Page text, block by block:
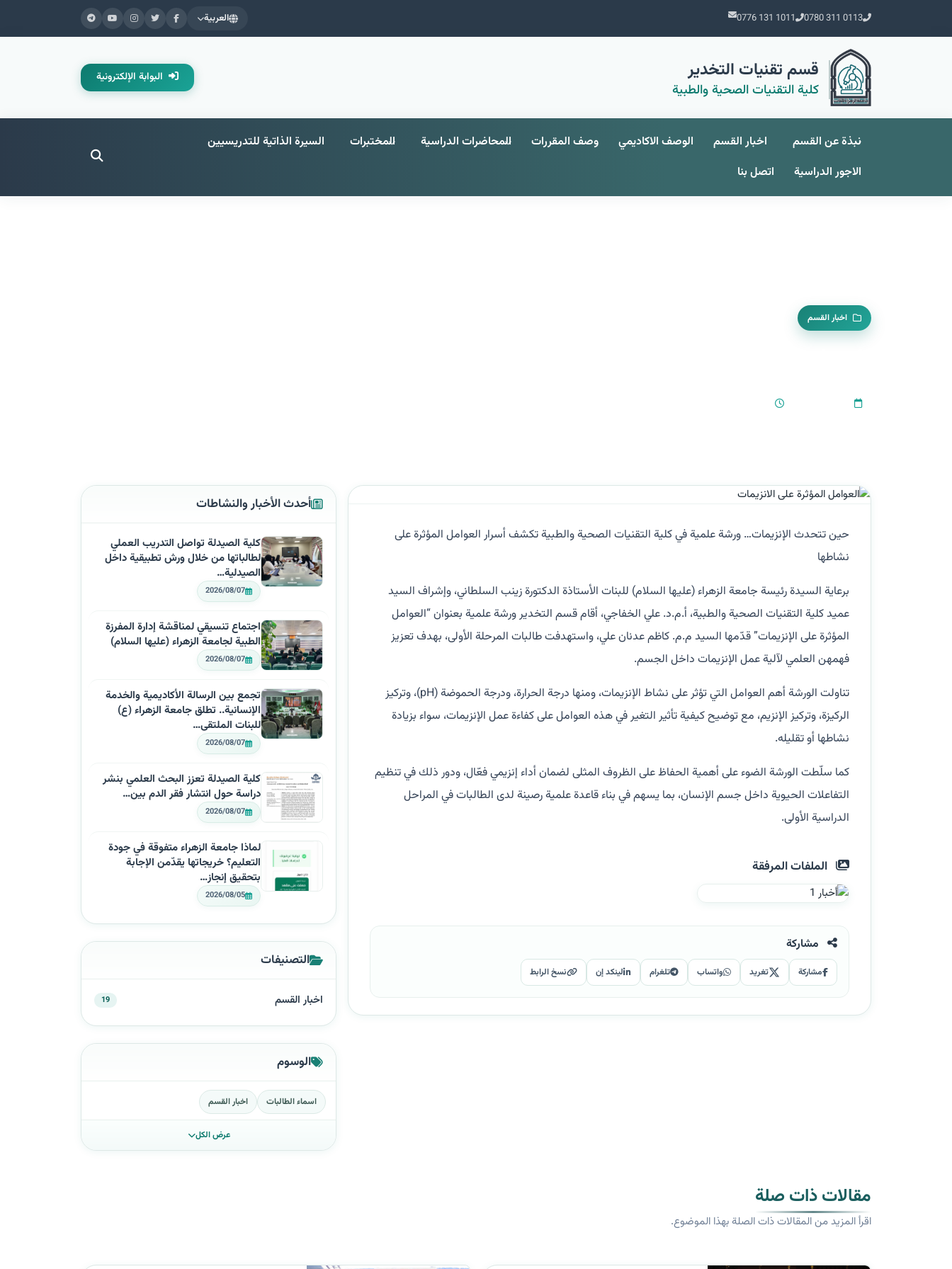
0780 311 0113
0776 131 1011 العربية
قسم تقنيات التخدير
كلية التقنيات الصحية والطبية
البوابة الإلكترونية
نبذة عن القسم اخبار القسم الوصف الاكاديمي وصف المقررات المحاضرات الدراسية المختبرات
السيرة الذاتية للتدريسيين
الاجور الدراسية
اتصل بنا
اخبار القسم
حين تتحدث الإنزيمات… ورشة علمية في كلية التقنيات الصحية والطبية تكشف أسرار العوامل المؤثرة على
نشاطها
برعاية السيدة رئيسة جامعة الزهراء (عليها السلام) للبنات الأستاذة الدكتورة زينب السلطاني، وإشراف السيد
عميد كلية التقنيات الصحية والطبية، أ.م.د. علي الخفاجي، أقام قسم التخدير ورشة علمية بعنوان “العوامل
المؤثرة على الإنزيمات” قدّمها السيد م.م. كاظم عدنان علي، واستهدفت طالبات المرحلة الأولى، بهدف تعزيز
فهمهن العلمي لآلية عمل الإنزيمات داخل الجسم.
تناولت الورشة أهم العوامل التي تؤثر على نشاط الإنزيمات، ومنها درجة الحرارة، ودرجة الحموضة (pH)، وتركيز
الركيزة، وتركيز الإنزيم، مع توضيح كيفية تأثير التغير في هذه العوامل على كفاءة عمل الإنزيمات، سواء بزيادة
نشاطها أو تقليله.
كما سلّطت الورشة الضوء على أهمية الحفاظ على الظروف المثلى لضمان أداء إنزيمي فعّال، ودور ذلك في تنظيم
التفاعلات الحيوية داخل جسم الإنسان، بما يسهم في بناء قاعدة علمية رصينة لدى الطالبات في المراحل
الدراسية الأولى.
الملفات المرفقة
مشاركة
مشاركة تغريد واتساب تلغرام لينكد إن نسخ الرابط
أحدث الأخبار والنشاطات
كلية الصيدلة تواصل التدريب العملي
لطالباتها من خلال ورش تطبيقية داخل
الصيدلية…
2026/08/07
اجتماع تنسيقي لمناقشة إدارة المفرزة
الطبية لجامعة الزهراء (عليها السلام)
2026/08/07
تجمع بين الرسالة الأكاديمية والخدمة
الإنسانية.. تطلق جامعة الزهراء (ع)
للبنات الملتقى…
2026/08/07
كلية الصيدلة تعزز البحث العلمي بنشر
دراسة حول انتشار فقر الدم بين…
2026/08/07
لماذا جامعة الزهراء متفوقة في جودة
التعليم؟ خريجاتها يقدّمن الإجابة
بتحقيق إنجاز…
2026/08/05
التصنيفات
اخبار القسم 19
الوسوم
اسماء الطالبات اخبار القسم
عرض الكل
مقالات ذات صلة
اقرأ المزيد من المقالات ذات الصلة بهذا الموضوع.